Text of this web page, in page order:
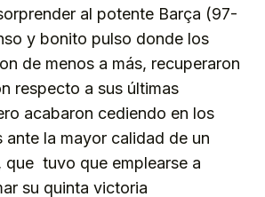
al potente Barça (97-
y bonito pulso donde los
de menos a más, recuperaron
respecto a sus últimas
acabaron cediendo en los
ante la mayor calidad de un
que tuvo que emplearse a
su quinta victoria